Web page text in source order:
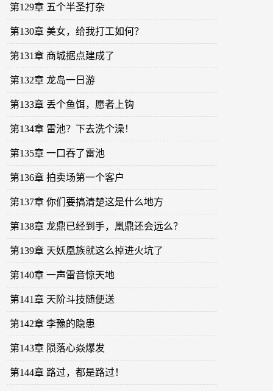
第129章 五个半圣打杂
第130章 美女，给我打工如何？
第131章 商城据点建成了
第132章 龙岛一日游
第133章 丢个鱼饵，愿者上钩
第134章 雷池？下去洗个澡！
第135章 一口吞了雷池
第136章 拍卖场第一个客户
第137章 你们要搞清楚这是什么地方
第138章 龙鼎已经到手，凰鼎还会远么？
第139章 天妖凰族就这么掉进火坑了
第140章 一声雷音惊天地
第141章 天阶斗技随便送
第142章 李豫的隐患
第143章 陨落心焱爆发
第144章 路过，都是路过！